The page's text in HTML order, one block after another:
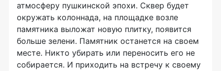
атмосферу пушкинской эпохи. Сквер будет
окружать колоннада, на площадке возле
памятника выложат новую плитку, появится
больше зелени. Памятник останется на своем
месте. Никто убирать или переносить его не
собирается. И приходить на встречу к своему